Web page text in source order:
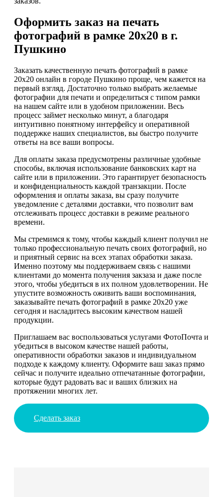
Оформить заказ на печать
фотографий в рамке 20х20 в г.
Пушкино
Заказать качественную печать фотографий в рамке
20х20 онлайн в городе Пушкино проще, чем кажется на
первый взгляд. Достаточно только выбрать желаемые
фотографии для печати и определиться с типом рамки
на нашем сайте или в удобном приложении. Весь
процесс займет несколько минут, а благодаря
интуитивно понятному интерфейсу и оперативной
поддержке наших специалистов, вы быстро получите
ответы на все ваши вопросы.
Для оплаты заказа предусмотрены различные удобные
способы, включая использование банковских карт на
сайте или в приложении. Это гарантирует безопасность
и конфиденциальность каждой транзакции. После
оформления и оплаты заказа, вы сразу получите
уведомление с деталями доставки, что позволит вам
отслеживать процесс доставки в режиме реального
времени.
Мы стремимся к тому, чтобы каждый клиент получил не
только профессиональную печать своих фотографий, но
и приятный сервис на всех этапах обработки заказа.
Именно поэтому мы поддерживаем связь с нашими
клиентами до момента получения закзаза и даже после
этого, чтобы убедиться в их полном удовлетворении. Не
упустите возможность оживить ваши воспоминания,
заказывайте печать фотографий в рамке 20х20 уже
сегодня и насладитесь высоким качеством нашей
продукции.
Приглашаем вас воспользоваться услугами ФотоПочта и
убедиться в высоком качестве нашей работы,
оперативности обработки заказов и индивидуальном
подходе к каждому клиенту. Оформите ваш заказ прямо
сейчас и получите идеально отпечатанные фотографии,
которые будут радовать вас и ваших близких на
протяжении многих лет.
Сделать заказ